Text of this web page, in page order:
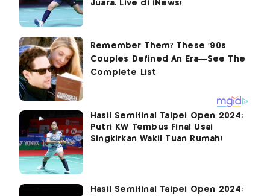
Juara, Live di iNews!
Hasil Semifinal Taipei Open 2024:
Putri KW Tembus Final Usai
Singkirkan Wakil Tuan Rumah!
Hasil Semifinal Taipei Open 2024: